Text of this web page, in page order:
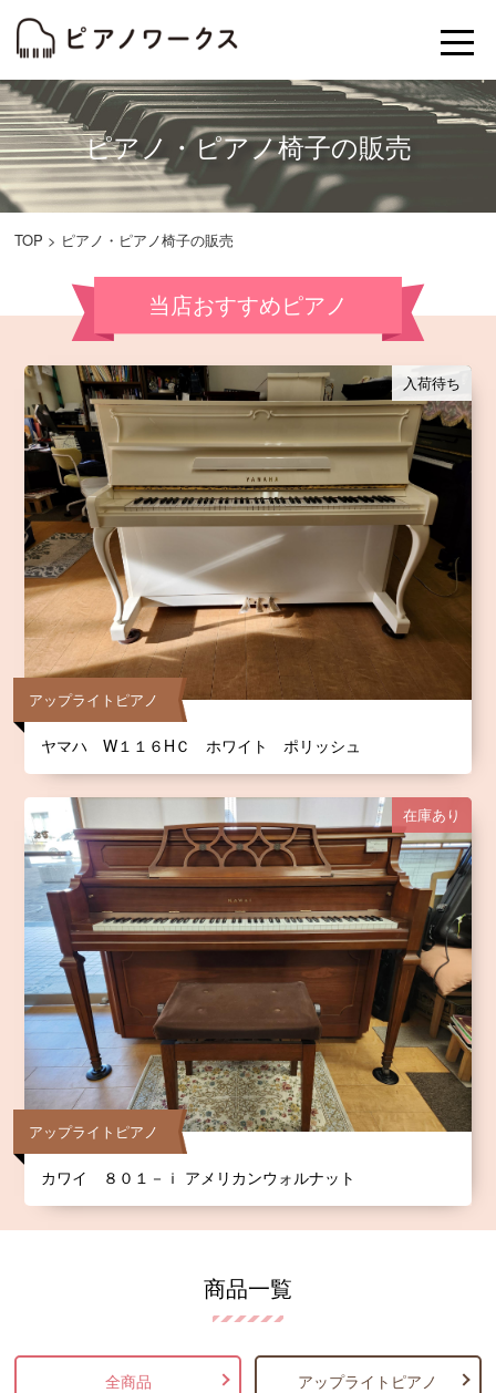
ピアノ・ピアノ椅子の販売
TOP ピアノ・ピアノ椅子の販売
当店おすすめピアノ
入荷待ち
アップライトピアノ
ヤマハ W１１６HＣ ホワイト ポリッシュ
在庫あり
アップライトピアノ
カワイ ８０１－ｉ アメリカンウォルナット
商品一覧
全商品 アップライトピアノ